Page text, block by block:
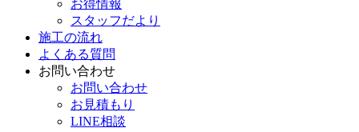
お得情報
スタッフだより
施工の流れ
よくある質問
お問い合わせ
お問い合わせ
お見積もり
LINE相談